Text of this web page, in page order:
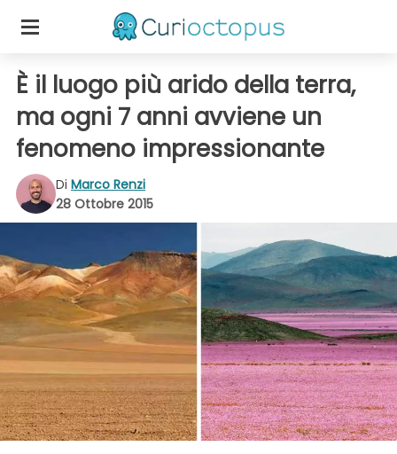
È il luogo più arido della terra,
ma ogni 7 anni avviene un
fenomeno impressionante
Di Marco Renzi
28 Ottobre 2015